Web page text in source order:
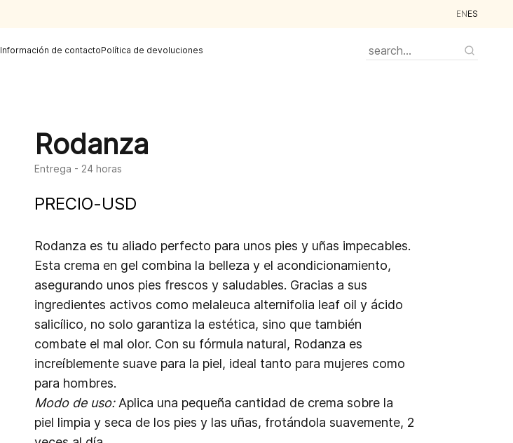
ENES
Información de contactoPolítica de devoluciones
Rodanza
Entrega - 24 horas
PRECIO-USD
Rodanza es tu aliado perfecto para unos pies y uñas impecables.
Esta crema en gel combina la belleza y el acondicionamiento,
asegurando unos pies frescos y saludables. Gracias a sus
ingredientes activos como melaleuca alternifolia leaf oil y ácido
salicílico, no solo garantiza la estética, sino que también
combate el mal olor. Con su fórmula natural, Rodanza es
increíblemente suave para la piel, ideal tanto para mujeres como
para hombres.
Modo de uso:Aplica una pequeña cantidad de crema sobre la
piel limpia y seca de los pies y las uñas, frotándola suavemente, 2